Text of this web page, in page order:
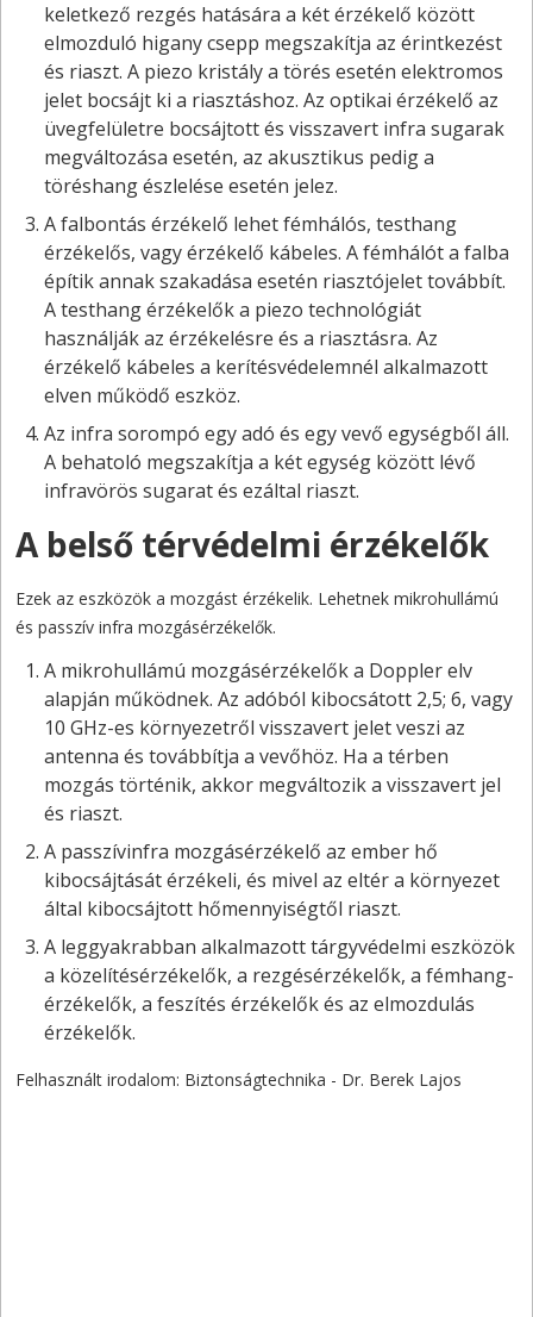
keletkező rezgés hatására a két érzékelő között
elmozduló higany csepp megszakítja az érintkezést
és riaszt. A piezo kristály a törés esetén elektromos
jelet bocsájt ki a riasztáshoz. Az optikai érzékelő az
üvegfelületre bocsájtott és visszavert infra sugarak
megváltozása esetén, az akusztikus pedig a
töréshang észlelése esetén jelez.
A falbontás érzékelő lehet fémhálós, testhang
érzékelős, vagy érzékelő kábeles. A fémhálót a falba
építik annak szakadása esetén riasztójelet továbbít.
A testhang érzékelők a piezo technológiát
használják az érzékelésre és a riasztásra. Az
érzékelő kábeles a kerítésvédelemnél alkalmazott
elven működő eszköz.
Az infra sorompó egy adó és egy vevő egységből áll.
A behatoló megszakítja a két egység között lévő
infravörös sugarat és ezáltal riaszt.
A belső térvédelmi érzékelők
Ezek az eszközök a mozgást érzékelik. Lehetnek mikrohullámú
és passzív infra mozgásérzékelők.
A mikrohullámú mozgásérzékelők a Doppler elv
alapján működnek. Az adóból kibocsátott 2,5; 6, vagy
10 GHz-es környezetről visszavert jelet veszi az
antenna és továbbítja a vevőhöz. Ha a térben
mozgás történik, akkor megváltozik a visszavert jel
és riaszt.
A passzívinfra mozgásérzékelő az ember hő
kibocsájtását érzékeli, és mivel az eltér a környezet
által kibocsájtott hőmennyiségtől riaszt.
A leggyakrabban alkalmazott tárgyvédelmi eszközök
a közelítésérzékelők, a rezgésérzékelők, a fémhang-
érzékelők, a feszítés érzékelők és az elmozdulás
érzékelők.
Felhasznált irodalom: Biztonságtechnika - Dr. Berek Lajos